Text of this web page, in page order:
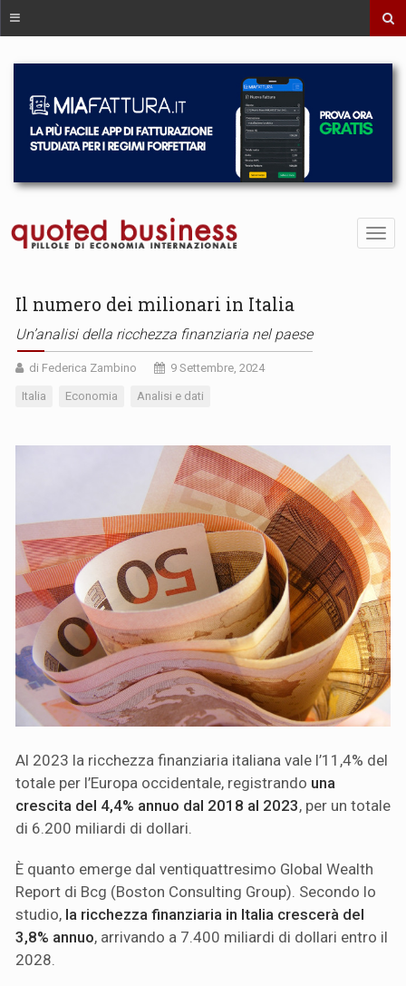
Il numero dei milionari in Italia
Un’analisi della ricchezza finanziaria nel paese
di Federica Zambino 9 Settembre, 2024
Italia Economia Analisi e dati
Al 2023 la ricchezza finanziaria italiana vale l’11,4% del
totale per l’Europa occidentale, registrando una
crescita del 4,4% annuo dal 2018 al 2023, per un totale
di 6.200 miliardi di dollari.
È quanto emerge dal ventiquattresimo Global Wealth
Report di Bcg (Boston Consulting Group). Secondo lo
studio, la ricchezza finanziaria in Italia crescerà del
3,8% annuo, arrivando a 7.400 miliardi di dollari entro il
2028.